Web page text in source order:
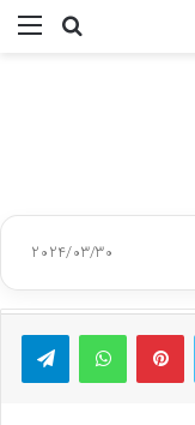
جستجو
2024/03/30
توییتر پینتریستواتس آپ